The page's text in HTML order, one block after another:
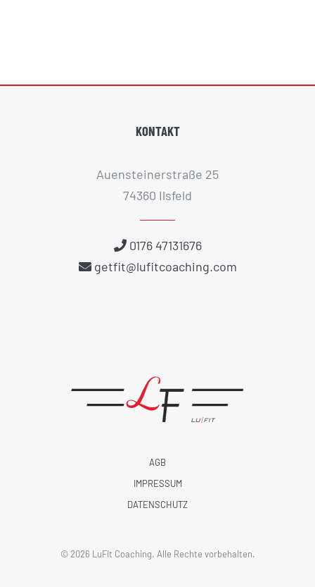
KONTAKT
Auensteinerstraße 25
74360 Ilsfeld
0176 47131676
getfit@lufitcoaching.com
AGB
IMPRESSUM
DATENSCHUTZ
©2026 LuFit Coaching. Alle Rechte vorbehalten.